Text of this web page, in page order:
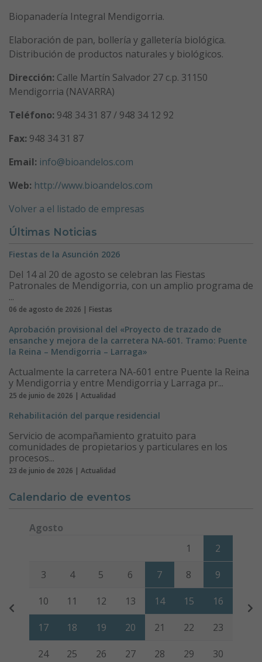
Biopanadería Integral Mendigorria.
Elaboración de pan, bollería y galletería biológica.
Distribución de productos naturales y biológicos.
Dirección: Calle Martín Salvador 27 c.p. 31150
Mendigorria (NAVARRA)
Teléfono: 948 34 31 87 / 948 34 12 92
Fax: 948 34 31 87
Email: info@bioandelos.com
Web: http://www.bioandelos.com
Volver a el listado de empresas
Últimas Noticias
Fiestas de la Asunción 2026
Del 14 al 20 de agosto se celebran las Fiestas
Patronales de Mendigorria, con un amplio programa de
...
06 de agosto de 2026 | Fiestas
Aprobación provisional del «Proyecto de trazado de
ensanche y mejora de la carretera NA-601. Tramo: Puente
la Reina – Mendigorria – Larraga»
Actualmente la carretera NA-601 entre Puente la Reina
y Mendigorria y entre Mendigorria y Larraga pr...
25 de junio de 2026 | Actualidad
Rehabilitación del parque residencial
Servicio de acompañamiento gratuito para
comunidades de propietarios y particulares en los
procesos...
23 de junio de 2026 | Actualidad
Calendario de eventos
Agosto
Viernes Sábado
1 2
3 4 5 6 7 8 9
10 11 12 13 14 15 16
17 18 19 20 21 22 23
24 25 26 27 28 29 30